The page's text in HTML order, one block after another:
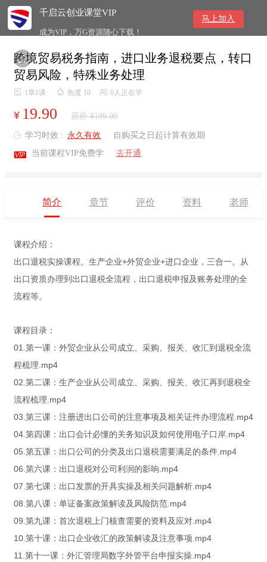
千启云创业课堂VIP
成为VIP，万G资源随心下载！
马上加入

跨境贸易税务指南，进口业务退税要点，转口
贸易风险，特殊业务处理
 1章1课  热度 10  0人正在学
¥ 19.90 原价 ¥199.00
 学习时效 : 永久有效 自购买之日起计算有效期
 当前课程VIP免费学 去开通
简介 章节 评价 资料 老师
课程介绍：
出口退税实操课程。生产企业+外贸企业+进口企业，三合一。从
出口资质办理到出口退税全流程，出口退税申报及账务处理的全
流程等。
课程目录：
01.第一课：外贸企业从公司成立、采购、报关、收汇到退税全流
程梳理.mp4
02.第二课：生产企业从公司成立、采购、报关、收汇再到退税全
流程梳理.mp4
03.第三课：注册进出口公司的注意事项及相关证件办理流程.mp4
04.第四课：出口会计必懂的关务知识及如何使用电子口岸.mp4
05.第五课：出口公司的分类及出口退税需要满足的条件.mp4
06.第六课：出口退税对公司利润的影响.mp4
07.第七课：出口发票的开具实操及相关问题解析.mp4
08.第八课：单证备案政策解读及风险防范.mp4
09.第九课：首次退税上门核查需要的资料及应对.mp4
10.第十课：出口企业收汇的政策解读及注意事项.mp4
11.第十一课：外汇管理局数字外管平台申报实操.mp4